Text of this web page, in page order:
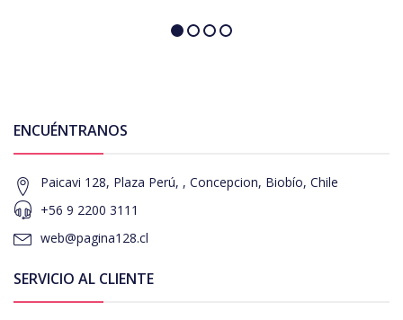
ENCUÉNTRANOS
Paicavi 128, Plaza Perú, , Concepcion, Biobío, Chile
+56 9 2200 3111
web@pagina128.cl
SERVICIO AL CLIENTE